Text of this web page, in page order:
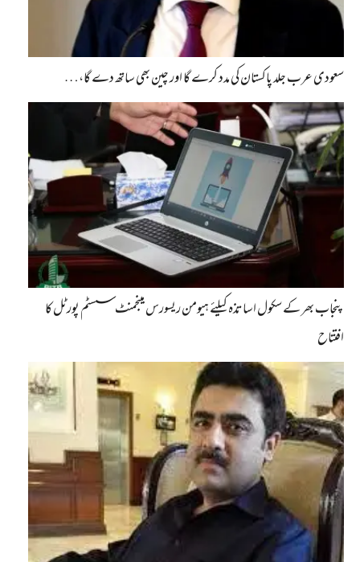
سعودی عرب جلد پاکستان کی مدد کرے گا اور چین بھی ساتھ دے گا،…
پنجاب بھر کے سکول اساتذہ کیلئے ہیومن ریسورس مینجمنٹ سسٹم پورٹل کا
افتتاح